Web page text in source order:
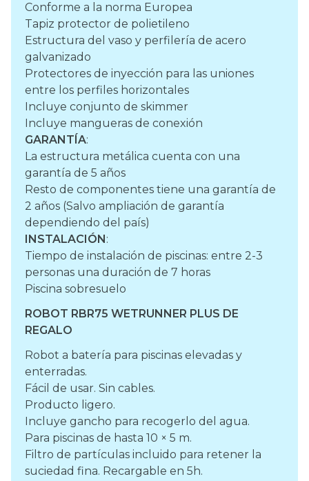
Conforme a la norma Europea
Tapiz protector de polietileno
Estructura del vaso y perfilería de acero
galvanizado
Protectores de inyección para las uniones
entre los perfiles horizontales
Incluye conjunto de skimmer
Incluye mangueras de conexión
GARANTÍA:
La estructura metálica cuenta con una
garantía de 5 años
Resto de componentes tiene una garantía de
2 años (Salvo ampliación de garantía
dependiendo del país)
INSTALACIÓN:
Tiempo de instalación de piscinas: entre 2-3
personas una duración de 7 horas
Piscina sobresuelo
ROBOT RBR75 WETRUNNER PLUS DE
REGALO
Robot a batería para piscinas elevadas y
enterradas.
Fácil de usar. Sin cables.
Producto ligero.
Incluye gancho para recogerlo del agua.
Para piscinas de hasta 10 × 5 m.
Filtro de partículas incluido para retener la
suciedad fina. Recargable en 5h.